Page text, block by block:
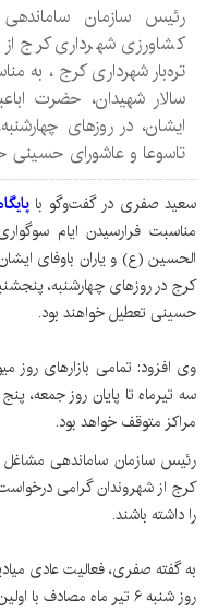
رئیس سازمان
کشاورزی شهرداری کرج از
تره‌بار شهرداری کرج ، به
سالار شهیدان، حضرت
ایشان، در روزهای
تاسوعا و عاشورای حسینی
سعید صفری در گفت‌وگو با
مناسبت فرارسیدن ایام
الحسین (ع) و یاران باوفای
کرج در روزهای چهارشنبه،
حسینی تعطیل خواهند بود.
وی افزود: تمامی بازارهای روز
سه تیرماه تا پایان روز جمعه،
مراکز متوقف خواهد بود.
رئیس سازمان ساماندهی
کرج از شهروندان گرامی
را داشته باشند.
به گفته صفری، فعالیت عادی
روز شنبه ۶ تیر ماه مصادف با اولین روز کاری از سر گرفته خواهد شد.